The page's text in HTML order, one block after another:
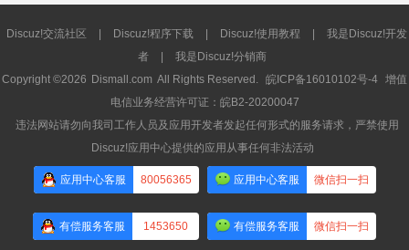
Discuz!交流社区 Discuz!程序下载 Discuz!使用教程
我是Discuz!开发
者
我是Discuz!分销商
Copyright ©2026 Dismall.com All Rights Reserved. 皖ICP备16010102号-4 增值
电信业务经营许可证：皖B2-20200047
违法网站请勿向我司工作人员及应用开发者发起任何形式的服务请求，严禁使用
Discuz!应用中心提供的应用从事任何非法活动
应用中心客服 80056365 应用中心客服 微信扫一扫
有偿服务客服 1453650 有偿服务客服 微信扫一扫